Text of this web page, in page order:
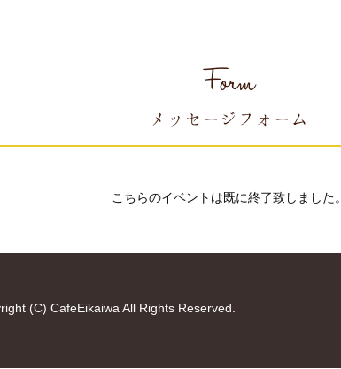
Form
メッセージフォーム
こちらのイベントは既に終了致しました。
(C) CafeEikaiwa All Rights Reserved.